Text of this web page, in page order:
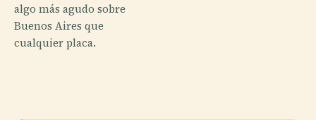
algo más agudo sobre
Buenos Aires que
cualquier placa.